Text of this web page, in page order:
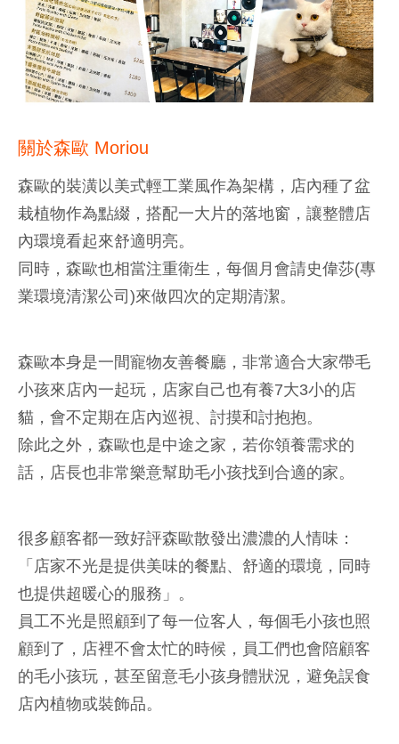
關於森歐 Moriou
森歐的裝潢以美式輕工業風作為架構，店內種了盆
栽植物作為點綴，搭配一大片的落地窗，讓整體店
內環境看起來舒適明亮。
同時，森歐也相當注重衛生，每個月會請史偉莎(專
業環境清潔公司)來做四次的定期清潔。
森歐本身是一間寵物友善餐廳，非常適合大家帶毛
小孩來店內一起玩，店家自己也有養7大3小的店
貓，會不定期在店內巡視、討摸和討抱抱。
除此之外，森歐也是中途之家，若你領養需求的
話，店長也非常樂意幫助毛小孩找到合適的家。
很多顧客都一致好評森歐散發出濃濃的人情味：
「店家不光是提供美味的餐點、舒適的環境，同時
也提供超暖心的服務」。
員工不光是照顧到了每一位客人，每個毛小孩也照
顧到了，店裡不會太忙的時候，員工們也會陪顧客
的毛小孩玩，甚至留意毛小孩身體狀況，避免誤食
店內植物或裝飾品。